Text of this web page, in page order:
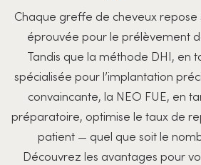
Chaque greffe de cheveux repose
éprouvée pour le prélèvement
Tandis que la méthode DHI, en
spécialisée pour l’implantation
convaincante, la NEO FUE, en
préparatoire, optimise le taux de
patient — quel que soit le
Découvrez les avantages pour